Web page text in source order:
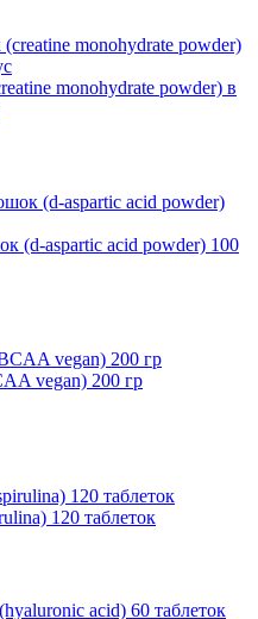
monohydrate powder) в
(d-aspartic acid powder) 100
vegan) 200 гр
120 таблеток